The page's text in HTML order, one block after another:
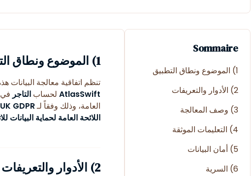
Sommaire
1) الموضوع ونطاق التطبيق
2) الأدوار والتعريفات
3) وصف المعالجة
4) التعليمات الموثقة
5) أمان البيانات
6) السرية
1) الموضوع ونطاق التطبيق
تنظم اتفاقية معالجة البيانات
AtlasSwift لحساب التاجر
العامة، وذلك وفقاً لـUK GDPR
اللائحة العامة لحماية البيانات
2) الأدوار والتعريفات